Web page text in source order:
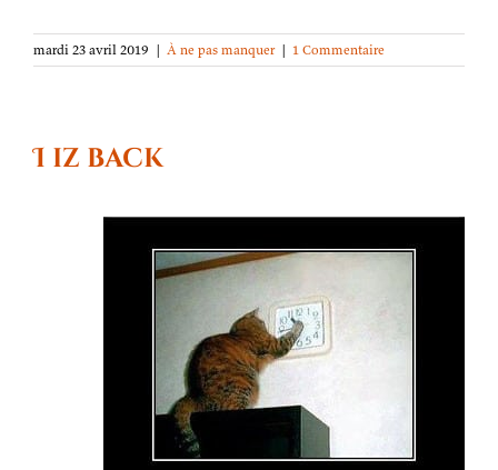
mardi 23 avril 2019 | À ne pas manquer | 1 Commentaire
I iz back